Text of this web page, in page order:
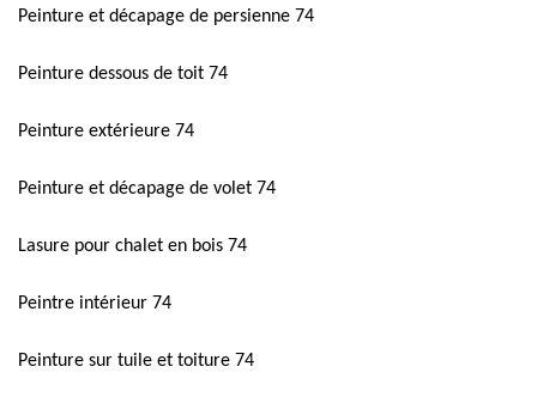
Peinture et décapage de persienne 74
Peinture dessous de toit 74
Peinture extérieure 74
Peinture et décapage de volet 74
Lasure pour chalet en bois 74
Peintre intérieur 74
Peinture sur tuile et toiture 74